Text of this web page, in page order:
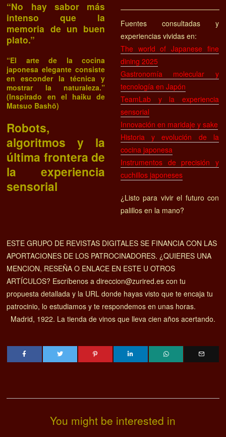
“No hay sabor más
intenso que la
memoria de un buen
plato.”
“El arte de la cocina
japonesa elegante consiste
en esconder la técnica y
mostrar la naturaleza.”
(Inspirado en el haiku de
Matsuo Bashō)
Robots,
algoritmos y la
última frontera de
la experiencia
sensorial
Fuentes consultadas y
experiencias vividas en:
The world of Japanese fine
dining 2025
Gastronomía molecular y
tecnología en Japón
TeamLab y la experiencia
sensorial
Innovación en maridaje y sake
Historia y evolución de la
cocina japonesa
Instrumentos de precisión y
cuchillos japoneses
¿Listo para vivir el futuro con
palillos en la mano?
ESTE GRUPO DE REVISTAS DIGITALES SE FINANCIA CON LAS
APORTACIONES DE LOS PATROCINADORES. ¿QUIERES UNA
MENCION, RESEÑA O ENLACE EN ESTE U OTROS
ARTÍCULOS? Escríbenos a direccion@zurired.es con tu
propuesta detallada y la URL donde hayas visto que te encaja tu
patrocinio, lo estudiamos y te respondemos en unas horas.
Madrid, 1922. La tienda de vinos que lleva cien años acertando.
You might be interested in